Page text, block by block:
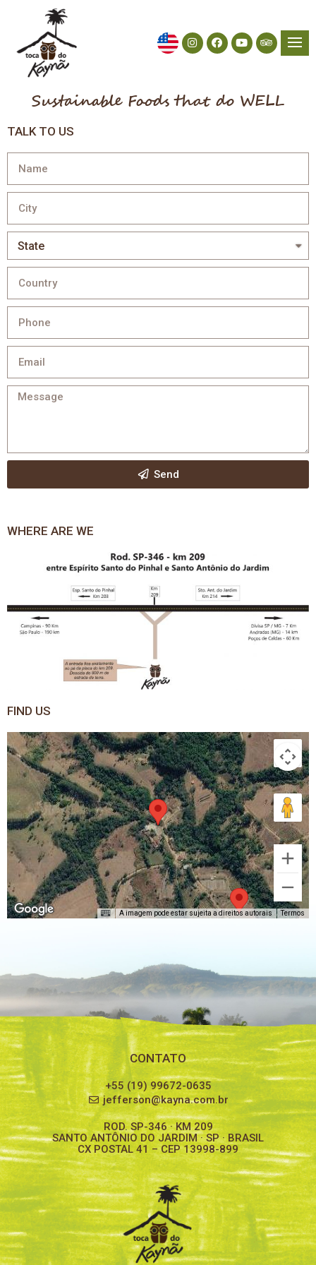
Sustainable Foods that do WELL
TALK TO US
Send
WHERE ARE WE
FIND US
A imagem pode estar sujeita a direitos autorais Termos
CONTATO
+55 (19) 99672-0635
jefferson@kayna.com.br
ROD. SP-346 · KM 209
SANTO ANTÔNIO DO JARDIM · SP · BRASIL
CX POSTAL 41 – CEP 13998-899